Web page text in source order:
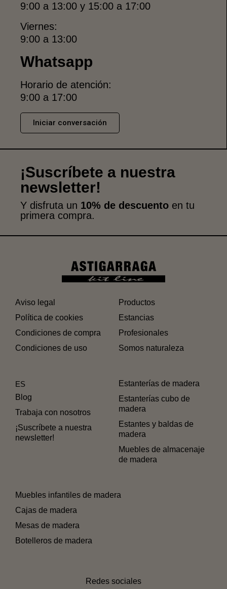
9:00 a 13:00 y 15:00 a 17:00
Viernes:
9:00 a 13:00
Whatsapp
Horario de atención:
9:00 a 17:00
Iniciar conversación
¡Suscríbete a nuestra
newsletter!
Y disfruta un 10% de descuento en tu
primera compra.
Aviso legal
Política de cookies
Condiciones de compra
Condiciones de uso
Productos
Estancias
Profesionales
Somos naturaleza
ES
Blog
Trabaja con nosotros
¡Suscríbete a nuestra
newsletter!
Estanterías de madera
Estanterías cubo de
madera
Estantes y baldas de
madera
Muebles de almacenaje
de madera
Muebles infantiles de madera
Cajas de madera
Mesas de madera
Botelleros de madera
Redes sociales